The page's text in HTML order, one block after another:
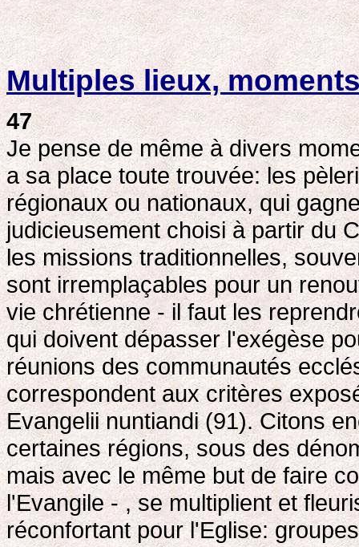
Multiples lieux,
47
Je pense de même à divers
a sa place toute trouvée: les
régionaux ou nationaux, qui
judicieusement choisi à partir du
les missions traditionnelles,
sont irremplaçables pour un
vie chrétienne - il faut les
qui doivent dépasser l'exégèse
réunions des communautés
correspondent aux critères
Evangelii nuntiandi (91). Citons
certaines régions, sous des
mais avec le même but de faire
l'Evangile - , se multiplient et
réconfortant pour l'Eglise: